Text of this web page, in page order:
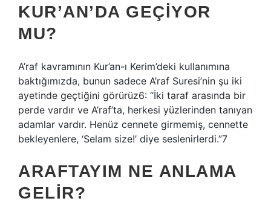
KUR’AN’DA GEÇIYOR
MU?
A’raf kavramının Kur’an-ı Kerim’deki kullanımına
baktığımızda, bunun sadece A’raf Suresi’nin şu iki
ayetinde geçtiğini görürüz6: “İki taraf arasında bir
perde vardır ve A’raf’ta, herkesi yüzlerinden tanıyan
adamlar vardır. Henüz cennete girmemiş, cennette
bekleyenlere, ‘Selam size!’ diye seslenirlerdi.”7
ARAFTAYIM NE ANLAMA
GELIR?